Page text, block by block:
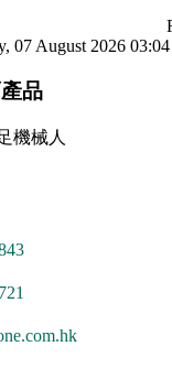
07 August 2026 03:04
品
機械人